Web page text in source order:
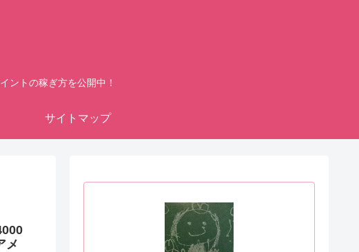
ントの稼ぎ方を公開中！
サイトマップ
メ